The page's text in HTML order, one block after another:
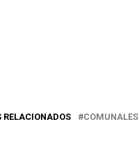
RELACIONADOS COMUNALES